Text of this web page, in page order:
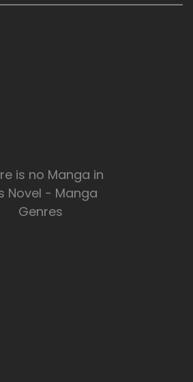
is no Manga in
Novel - Manga
Genres